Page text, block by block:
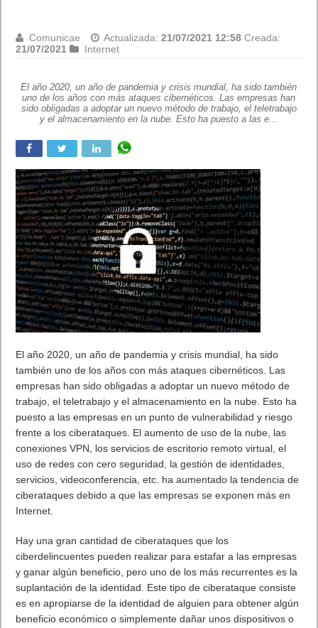
Comunicae Actualizada:21/07/2021 12:58 Creada:
21/07/2021
Internet
El año 2020, un año de pandemia y crisis mundial, ha sido también
uno de los años con más ataques cibernéticos. Las empresas han
sido obligadas a adoptar un nuevo método de trabajo, el teletrabajo
y el almacenamiento en la nube. Esto ha puesto a las e...
El año 2020, un año de pandemia y crisis mundial, ha sido
también uno de los años con más ataques cibernéticos. Las
empresas han sido obligadas a adoptar un nuevo método de
trabajo, el teletrabajo y el almacenamiento en la nube. Esto ha
puesto a las empresas en un punto de vulnerabilidad y riesgo
frente a los ciberataques. El aumento de uso de la nube, las
conexiones VPN, los servicios de escritorio remoto virtual, el
uso de redes con cero seguridad, la gestión de identidades,
servicios, videoconferencia, etc. ha aumentado la tendencia de
ciberataques debido a que las empresas se exponen más en
Internet.
Hay una gran cantidad de ciberataques que los
ciberdelincuentes pueden realizar para estafar a las empresas
y ganar algún beneficio, pero uno de los más recurrentes es la
suplantación de la identidad. Este tipo de ciberataque consiste
es en apropiarse de la identidad de alguien para obtener algún
beneficio económico o simplemente dañar unos dispositivos o